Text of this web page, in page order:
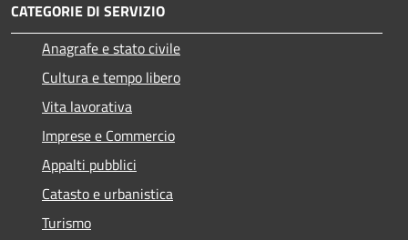
CATEGORIE DI SERVIZIO
Anagrafe e stato civile
Cultura e tempo libero
Vita lavorativa
Imprese e Commercio
Appalti pubblici
Catasto e urbanistica
Turismo